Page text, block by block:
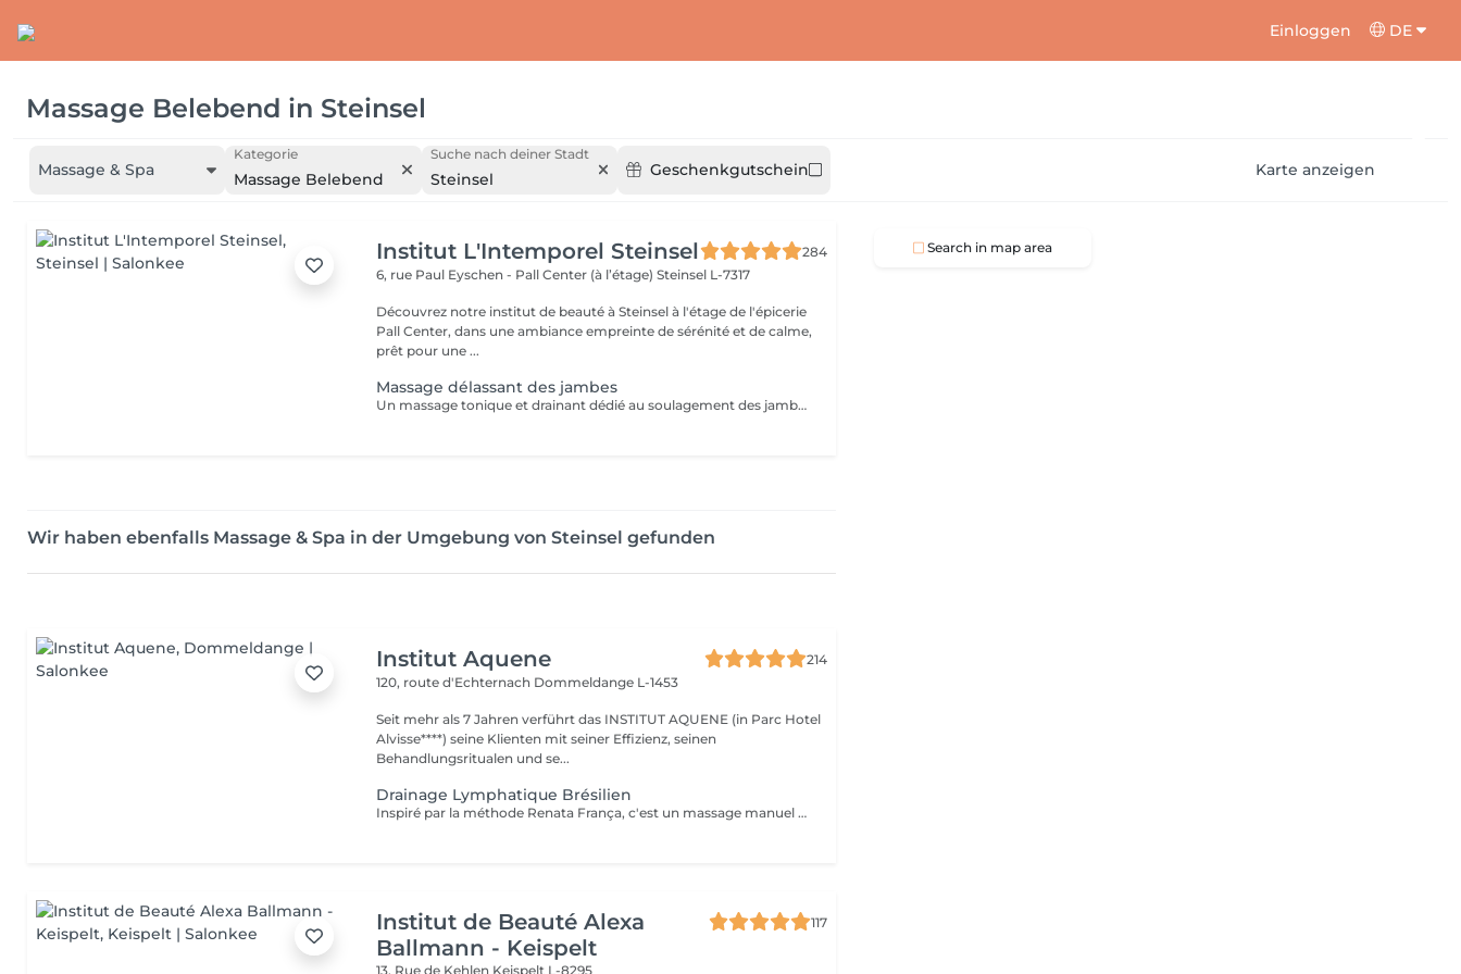
Einloggen DE
Massage Belebend in Steinsel
Massage & Spa
Kategorie
Massage Belebend
Suche nach deiner Stadt
Steinsel Geschenkgutschein Karte anzeigen
Institut L'Intemporel Steinsel
284
6, rue Paul Eyschen - Pall Center (à l’étage)Steinsel L-7317
Découvrez notre institut de beauté à Steinsel à l'étage de l'épicerie
Pall Center, dans une ambiance empreinte de sérénité et de calme,
prêt pour une ...
Massage délassant des jambes
Un massage tonique et drainant dédié au soulagement des jambes fatiguées. Vous retrouverez des jambes légères et fraîches pour une sensation de détente totale.
Wir haben ebenfalls Massage & Spa in der Umgebung von Steinsel gefunden
Institut Aquene
214
120, route d'Echternach Dommeldange L-1453
Seit mehr als 7 Jahren verführt das INSTITUT AQUENE (in Parc Hotel
Alvisse****) seine Klienten mit seiner Effizienz, seinen
Behandlungsritualen und se...
Drainage Lymphatique Brésilien
Inspiré par la méthode Renata França, c'est un massage manuel destiné a stimuler la circulation lymphatique et à détoxifier l'organisme. Par des manuvres manuelles variant la pression en suivant le sens de la circulation lymphatique l'organisme est nettoyé et son système immunitaire renforcé. La lymphe draine les liquides excédentaires, les toxines et les débris cellulaires pour un résultat immédiat ! Peut être fait avant une séance de madérothérapie pour encore plus de bien fait !!
Institut de Beauté Alexa
Ballmann - Keispelt
117
13, Rue de Kehlen Keispelt L-8295
Search in map area